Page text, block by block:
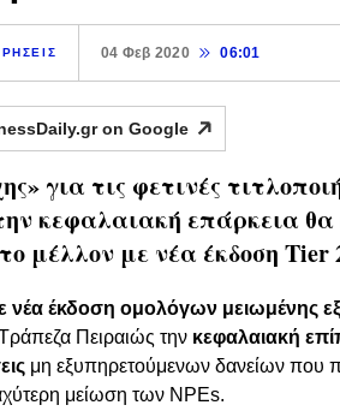
04 Φεβ 2020 06:01
on Google
για τις φετινές
κεφαλαιακή επάρκεια θα
μέλλον με νέα έκδοση Tier
νέα έκδοση ομολόγων μειωμένης
Πειραιώς την κεφαλαιακή
μη εξυπηρετούμενων δανείων που
μείωση των NPEs.